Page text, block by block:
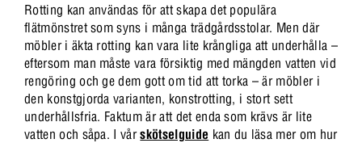
Rotting kan användas för att skapa det populära
flätmönstret som syns i många trädgårdsstolar. Men där
möbler i äkta rotting kan vara lite krångliga att underhålla –
eftersom man måste vara försiktig med mängden vatten vid
rengöring och ge dem gott om tid att torka – är möbler i
den konstgjorda varianten, konstrotting, i stort sett
underhållsfria. Faktum är att det enda som krävs är lite
vatten och såpa. I vårskötselguide kan du läsa mer om hur